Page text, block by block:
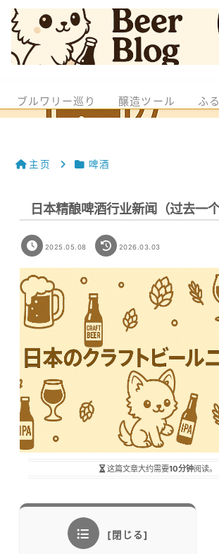
ブルワリー巡り 醸造ツール ふ
主页 啤酒
日本精酿啤酒行业新闻（过去一个
2025.05.08 2026.03.03
这篇文章大约需要10分钟阅读。